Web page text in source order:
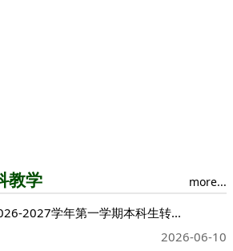
教学 more...
2027学年第一学期本科生转...
2026-06-10